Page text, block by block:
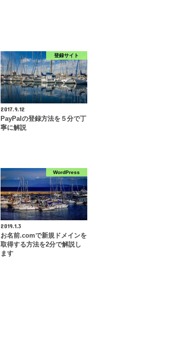
登録サイト
2017.9.12
PayPalの登録方法を５分で丁
寧に解説
WordPress
2019.1.3
お名前.comで新規ドメインを
取得する方法を2分で解説し
ます